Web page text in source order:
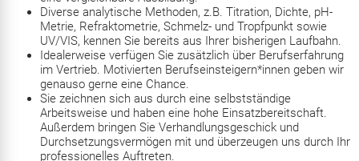
Diverse analytische Methoden, z.B. Titration, Dichte, pH-
Metrie, Refraktometrie, Schmelz- und Tropfpunkt sowie
UV/VIS, kennen Sie bereits aus Ihrer bisherigen Laufbahn.
Idealerweise verfügen Sie zusätzlich über Berufserfahrung
im Vertrieb. Motivierten Berufseinsteigern*innen geben wir
genauso gerne eine Chance.
Sie zeichnen sich aus durch eine selbstständige
Arbeitsweise und haben eine hohe Einsatzbereitschaft.
Außerdem bringen Sie Verhandlungsgeschick und
Durchsetzungsvermögen mit und überzeugen uns durch Ihr
professionelles Auftreten.